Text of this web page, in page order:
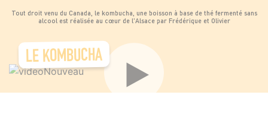
Tout droit venu du Canada, le kombucha, une boisson à base de thé fermenté sans
alcool est réalisée au cœur de l'Alsace par Frédérique et Olivier
LE KOMBUCHA